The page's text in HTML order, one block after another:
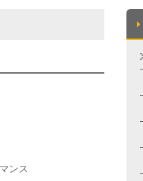
ンス